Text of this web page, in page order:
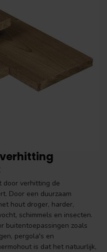
door verhitting de
Door een duurzaam
hout droger, harder,
schimmels en insecten.
buitentoepassingen zoals
pergola's en
is dat het natuurlijk,